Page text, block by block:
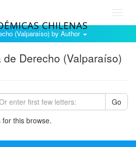
(Valparaíso) by Author
Derecho (Valparaíso)
Go
this browse.